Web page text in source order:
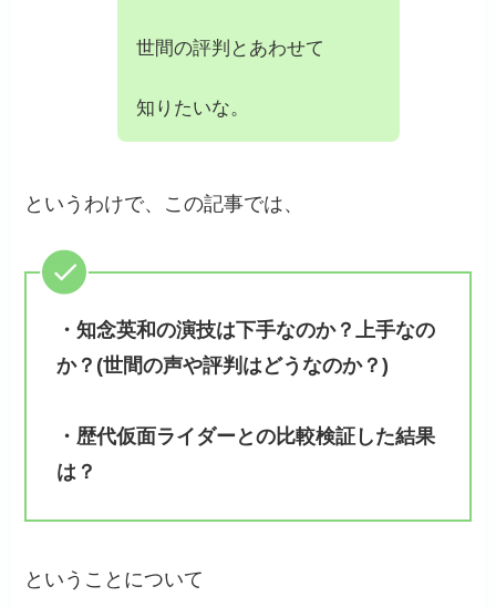
世間の評判とあわせて
知りたいな。
というわけで、この記事では、
・知念英和の演技は下手なのか？上手なの
か？(世間の声や評判はどうなのか？)
・歴代仮面ライダーとの比較検証した結果
は？
ということについて